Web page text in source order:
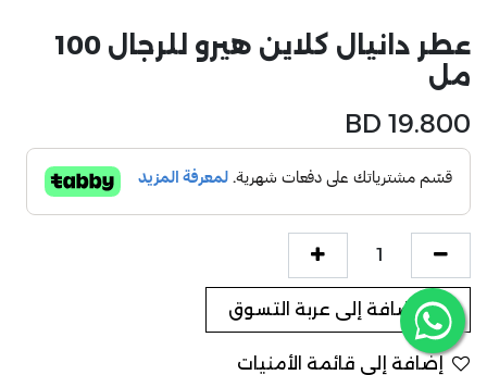
عطر دانيال كلاين هيرو للرجال 100
مل
19.800
إضافة إلى عربة التسوق
إضافة إلى قائمة الأمنيات